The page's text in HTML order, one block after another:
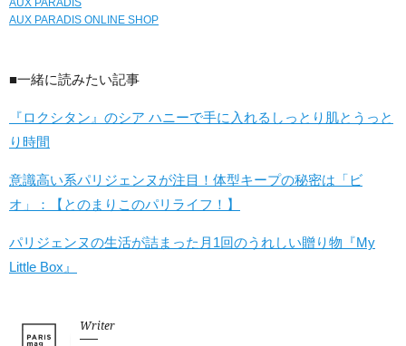
AUX PARADIS
AUX PARADIS ONLINE SHOP
■一緒に読みたい記事
『ロクシタン』のシア ハニーで手に入れるしっとり肌とうっと
り時間
意識高い系パリジェンヌが注目！体型キープの秘密は「ビ
オ」：【とのまりこのパリライフ！】
パリジェンヌの生活が詰まった月1回のうれしい贈り物『My
Little Box』
Writer